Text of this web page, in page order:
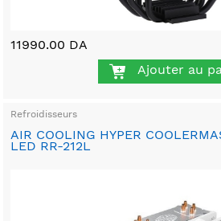
11990.00 DA
Ajouter au
Refroidisseurs
AIR COOLING HYPER
LED RR-212L